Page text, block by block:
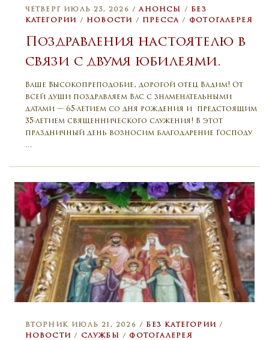
ЧЕТВЕРГ ИЮЛЬ 23, 2026 /АНОНСЫ / БЕЗ
КАТЕГОРИИ / НОВОСТИ / ПРЕССА / ФОТОГАЛЕРЕЯ
Поздравления настоятелю в
связи с двумя юбилеями.
Ваше Высокопреподобие, дорогой отец Вадим! От
всей души поздравляем Вас с знаменательными
датами — 65-летием со дня рождения и предстоящим
35-летием священнического служения! В этот
праздничный день возносим благодарение Господу
…
ВТОРНИК ИЮЛЬ 21, 2026 / БЕЗ КАТЕГОРИИ /
НОВОСТИ / СЛУЖБЫ / ФОТОГАЛЕРЕЯ